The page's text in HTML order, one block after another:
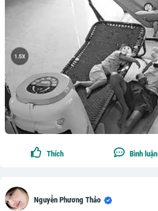
Thích Bình luận
Nguyễn Phương Thảo